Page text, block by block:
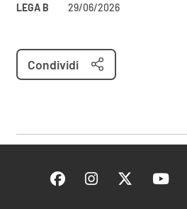
LEGA B 29/06/2026
Condividi